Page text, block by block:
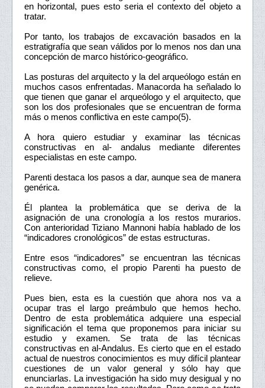
en horizontal, pues esto seria el contexto del objeto a
tratar.
Por tanto, los trabajos de excavación basados en la
estratigrafía que sean válidos por lo menos nos dan una
concepción de marco histórico-geográfico.
Las posturas del arquitecto y la del arqueólogo están en
muchos casos enfrentadas. Manacorda ha señalado lo
que tienen que ganar el arqueólogo y el arquitecto, que
son los dos profesionales que se encuentran de forma
más o menos conflictiva en este campo(5).
A hora quiero estudiar y examinar las técnicas
constructivas en al- andalus mediante diferentes
especialistas en este campo.
Parenti destaca los pasos a dar, aunque sea de manera
genérica.
Él plantea la problemática que se deriva de la
asignación de una cronología a los restos murarios.
Con anterioridad Tiziano Mannoni había hablado de los
“indicadores cronológicos” de estas estructuras.
Entre esos “indicadores” se encuentran las técnicas
constructivas como, el propio Parenti ha puesto de
relieve.
Pues bien, esta es la cuestión que ahora nos va a
ocupar tras el largo preámbulo que hemos hecho.
Dentro de esta problemática adquiere una especial
significación el tema que proponemos para iniciar su
estudio y examen. Se trata de las técnicas
constructivas en al-Andalus. Es cierto que en el estado
actual de nuestros conocimientos es muy difícil plantear
cuestiones de un valor general y sólo hay que
enunciarlas. La investigación ha sido muy desigual y no